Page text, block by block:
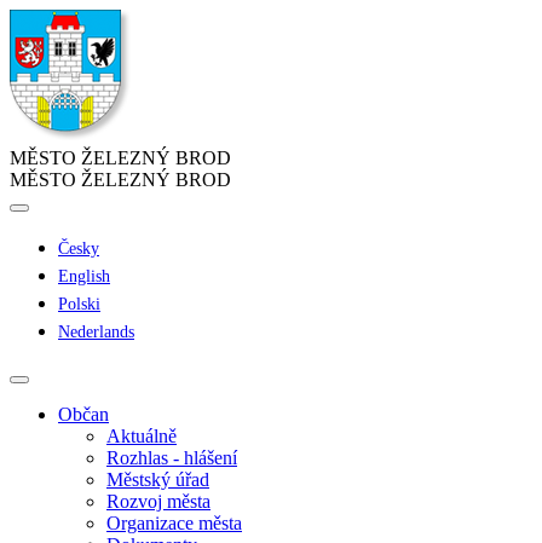
MĚSTO ŽELEZNÝ BROD
MĚSTO ŽELEZNÝ BROD
Česky
English
Polski
Nederlands
Občan
Aktuálně
Rozhlas - hlášení
Městský úřad
Rozvoj města
Organizace města